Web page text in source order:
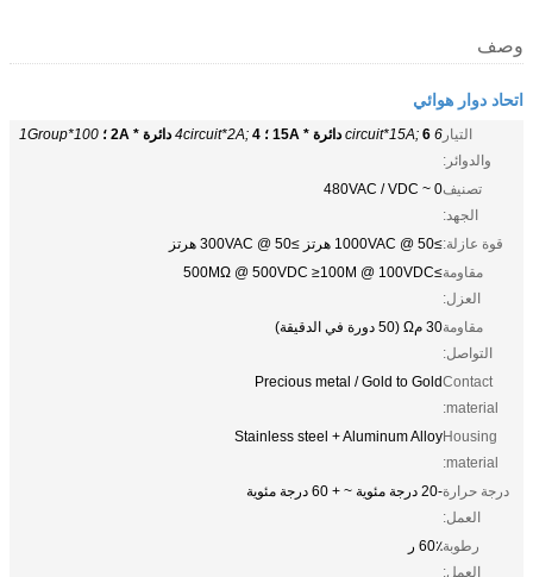
وصف
اتحاد دوار هوائي
التيار
والدوائر:
6 circuit*15A; 6 دائرة * 15A ؛ 4circuit*2A; 4 دائرة * 2A ؛ 1Group*100
تصنيف
الجهد:
0 ~ 480VAC / VDC
قوة عازلة:≥1000VAC @ 50 هرتز ≥300VAC @ 50 هرتز
مقاومة
العزل:
≥500MΩ @ 500VDC ≥100M @ 100VDC
مقاومة
التواصل:
30 مΩ (50 دورة في الدقيقة)
Contact
material:
Precious metal / Gold to Gold
Housing
material:
Stainless steel + Aluminum Alloy
درجة حرارة
العمل:
-20 درجة مئوية ~ + 60 درجة مئوية
رطوبة
العمل:
60٪ ر